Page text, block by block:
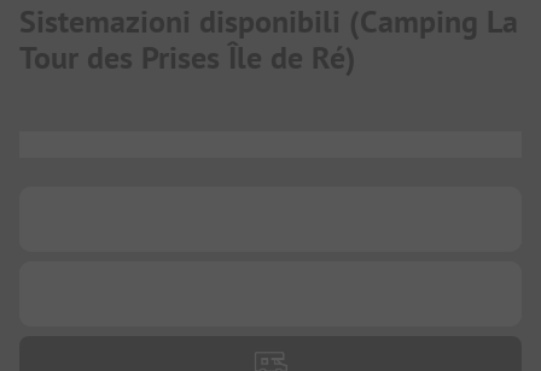
Sistemazioni disponibili (Camping La
Tour des Prises Île de Ré)